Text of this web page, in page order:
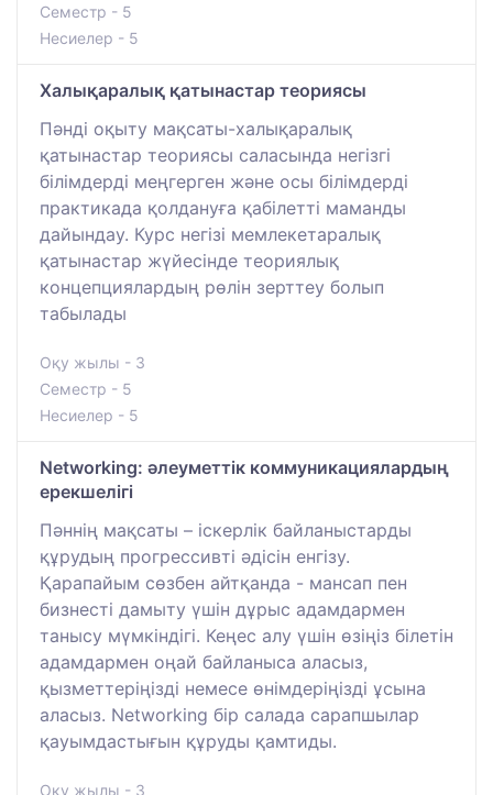
Семестр - 5
Несиелер - 5
Халықаралық қатынастар теориясы
Пәнді оқыту мақсаты-халықаралық
қатынастар теориясы саласында негізгі
білімдерді меңгерген және осы білімдерді
практикада қолдануға қабілетті маманды
дайындау. Курс негізі мемлекетаралық
қатынастар жүйесінде теориялық
концепциялардың рөлін зерттеу болып
табылады
Оқу жылы - 3
Семестр - 5
Несиелер - 5
Networking: әлеуметтік коммуникациялардың
ерекшелігі
Пәннің мақсаты – іскерлік байланыстарды
құрудың прогрессивті әдісін енгізу.
Қарапайым сөзбен айтқанда - мансап пен
бизнесті дамыту үшін дұрыс адамдармен
танысу мүмкіндігі. Кеңес алу үшін өзіңіз білетін
адамдармен оңай байланыса аласыз,
қызметтеріңізді немесе өнімдеріңізді ұсына
аласыз. Networking бір салада сарапшылар
қауымдастығын құруды қамтиды.
Оқу жылы - 3